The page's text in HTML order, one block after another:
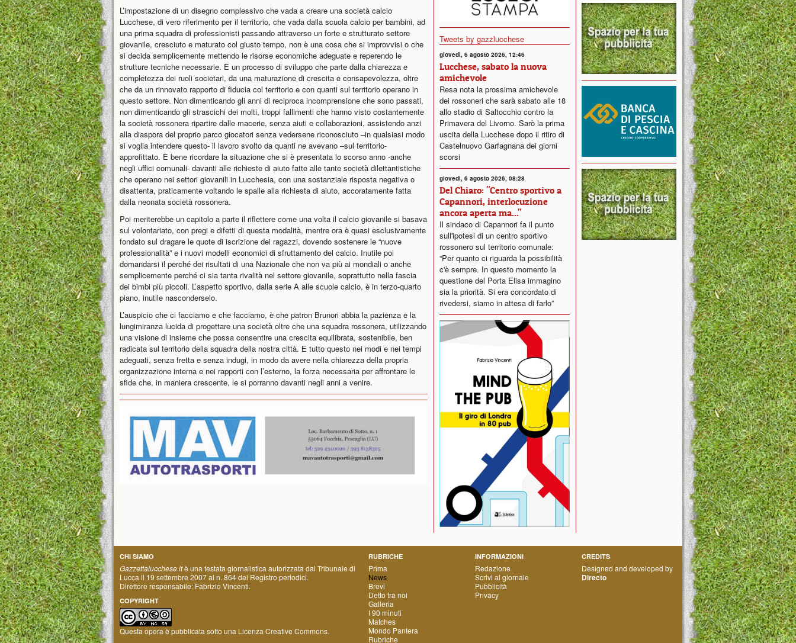
L’impostazione di un disegno complessivo che vada a creare una società calcio
Lucchese, di vero riferimento per il territorio, che vada dalla scuola calcio per bambini, ad
una prima squadra di professionisti passando attraverso un forte e strutturato settore
giovanile, cresciuto e maturato col giusto tempo, non è una cosa che si improvvisi o che
si decida semplicemente mettendo le risorse economiche adeguate e reperendo le
strutture tecniche necessarie. È un processo di sviluppo che parte dalla chiarezza e
completezza dei ruoli societari, da una maturazione di crescita e consapevolezza, oltre
che da un rinnovato rapporto di fiducia col territorio e con quanti sul territorio operano in
questo settore. Non dimenticando gli anni di reciproca incomprensione che sono passati,
non dimenticando gli strascichi dei molti, troppi fallimenti che hanno visto costantemente
la società rossonera ripartire dalle macerie, senza aiuti e collaborazioni, assistendo anzi
alla diaspora del proprio parco giocatori senza vedersene riconosciuto –in qualsiasi modo
si voglia intendere questo- il lavoro svolto da quanti ne avevano –sul territorio-
approfittato. È bene ricordare la situazione che si è presentata lo scorso anno -anche
negli uffici comunali- davanti alle richieste di aiuto fatte alle tante società dilettantistiche
che operano nei settori giovanili in Lucchesia, con una sostanziale risposta negativa o
disattenta, praticamente voltando le spalle alla richiesta di aiuto, accoratamente fatta
dalla neonata società rossonera.
Poi meriterebbe un capitolo a parte il riflettere come una volta il calcio giovanile si basava
sul volontariato, con pregi e difetti di questa modalità, mentre ora è quasi esclusivamente
fondato sul dragare le quote di iscrizione dei ragazzi, dovendo sostenere le “nuove
professionalità” e i nuovi modelli economici di sfruttamento del calcio. Inutile poi
domandarsi il perché dei risultati di una Nazionale che non va più ai mondiali o anche
semplicemente perché ci sia tanta rivalità nel settore giovanile, soprattutto nella fascia
dei bimbi più piccoli. L’aspetto sportivo, dalla serie A alle scuole calcio, è in terzo-quarto
piano, inutile nasconderselo.
L’auspicio che ci facciamo e che facciamo, è che patron Brunori abbia la pazienza e la
lungimiranza lucida di progettare una società oltre che una squadra rossonera, utilizzando
una visione di insieme che possa consentire una crescita equilibrata, sostenibile, ben
radicata sul territorio della squadra della nostra città. E tutto questo nei modi e nei tempi
adeguati, senza fretta e senza indugi, in modo da avere nella chiarezza della propria
organizzazione interna e nei rapporti con l’esterno, la forza necessaria per affrontare le
sfide che, in maniera crescente, le si porranno davanti negli anni a venire.
Tweets by gazzlucchese
giovedì, 6 agosto 2026, 12:46
Lucchese, sabato la nuova
amichevole
Resa nota la prossima amichevole
dei rossoneri che sarà sabato alle 18
allo stadio di Saltocchio contro la
Primavera del Livorno. Sarò la prima
uscita della Lucchese dopo il ritiro di
Castelnuovo Garfagnana dei giorni
scorsi
giovedì, 6 agosto 2026, 08:28
Del Chiaro: "Centro sportivo a
Capannori, interlocuzione
ancora aperta ma..."
Il sindaco di Capannori fa il punto
sull'ipotesi di un centro sportivo
rossonero sul territorio comunale:
“Per quanto ci riguarda la possibilità
c'è sempre. In questo momento la
questione del Porta Elisa immagino
sia la priorità. Si era concordato di
rivedersi, siamo in attesa di farlo”
CHI SIAMO
Gazzettalucchese.itè una testata giornalistica autorizzata dal Tribunale di
Lucca il 19 settembre 2007 al n. 864 del Registro periodici.
Direttore responsabile: Fabrizio Vincenti.
COPYRIGHT
Questa opera è pubblicata sotto una Licenza Creative Commons.
RUBRICHE
Prima
News
Brevi
Detto tra noi
Galleria
I 90 minuti
Matches
Mondo Pantera
Rubriche
INFORMAZIONI
Redazione
Scrivi al giornale
Pubblicità
Privacy
CREDITS
Designed and developed by
Directo